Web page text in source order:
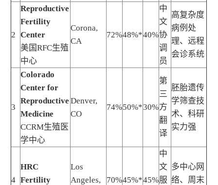
2
Reproductive
Fertility
Center
美国RFC生殖
中心
Corona,
CA
72%48%*40%
中
文
协
调
员
高复杂度
病例处
理、远程
会诊系统
3
Colorado
Center for
Reproductive
Medicine
CCRM生殖医
学中心
Denver,
CO
74%50%*30%
第
三
方
翻
译
胚胎遗传
学筛查技
术、科研
实力强
4
HRC
Fertility
Los
Angeles,
70%45%*45%
中
文
服
多中心网
络、周末